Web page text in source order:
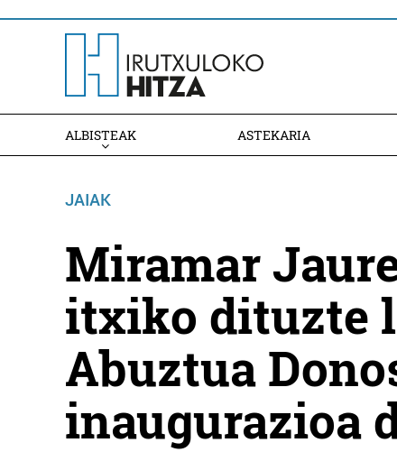
ALBISTEAK ASTEKARIA
JAIAK
Miramar
itxiko dituzte
Abuztua
inaugurazioa